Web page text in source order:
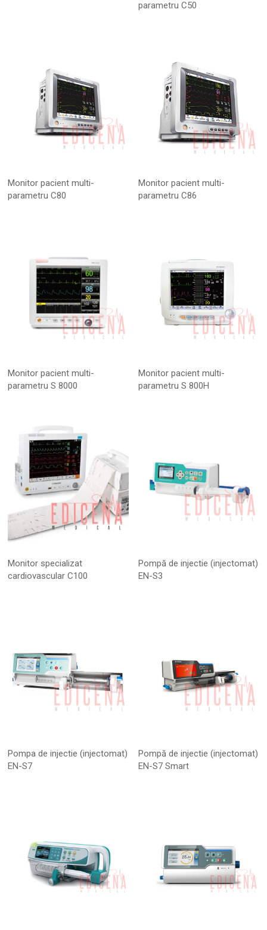
parametru C50
Monitor pacient multi-
parametru C80
Monitor pacient multi-
parametru C86
Monitor pacient multi-
parametru S 8000
Monitor pacient multi-
parametru S 800H
Monitor specializat
cardiovascular C100
Pompă de injectie (injectomat)
EN-S3
Pompa de injectie (injectomat)
EN-S7
Pompă de injectie (injectomat)
EN-S7 Smart